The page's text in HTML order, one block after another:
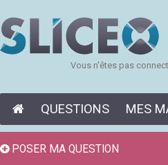
Vous n'êtes pas
QUESTIONS MES
POSER MA QUESTION